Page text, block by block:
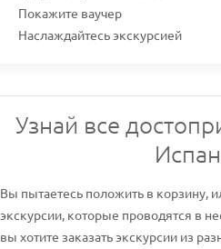
Покажите ваучер
Наслаждайтесь экскурсией
Узнай все
Вы пытаетесь положить в корзину,
экскурсии, которые проводятся в
вы хотите заказать экскурсии из